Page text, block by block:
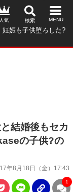
娠も子供堕ろした?
人気
結婚後もセカ
の子供?の
年8月18日（金）17:43
1